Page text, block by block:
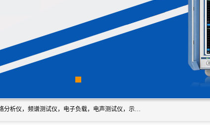
深圳市新胜科电子仪器科技有限公司主要经营：音频分析仪，网络分析仪，频谱测试仪，电子负载，电声测试仪，示波器，EMC电磁兼容测，调制分析仪，LCR测量仪，数字电桥，三相标准源，音频扫频仪，时钟检测仪，信号发生器，电子表，万用表，功率计，喇叭测试仪，综合测试仪等；深圳市新胜科电子仪器科技有限公司希望能与您成为合作伙伴